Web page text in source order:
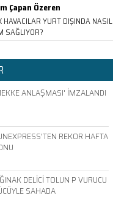
Çapan Özeren
HAVACILAR YURT DIŞINDA NASIL
SAĞLIYOR?
ANLAŞMASI' İMZALANDI
REKOR HAFTA
DELİCİ TOLUN P VURUCU
SAHADA